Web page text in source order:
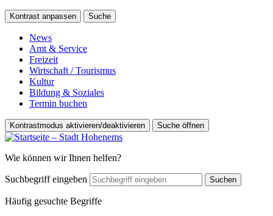
Kontrast anpassen Suche
News
Amt & Service
Freizeit
Wirtschaft / Tourismus
Kultur
Bildung & Soziales
Termin buchen
Kontrastmodus aktivieren/deaktivieren Suche öffnen
Wie können wir Ihnen helfen?
Suchbegriff eingeben Suchen
Häufig gesuchte Begriffe